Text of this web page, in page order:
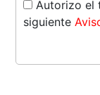
Autorizo el
siguiente